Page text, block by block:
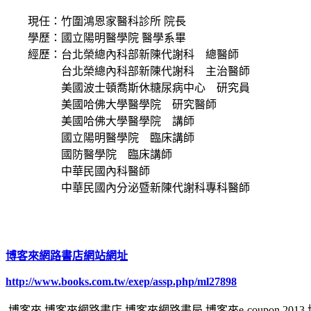
現任：竹圍鴻恩家醫科診所 院長
學歷：國立陽明醫學院 醫學系畢
經歷：台北榮總內科部新陳代謝科 總醫師
台北榮總內科部新陳代謝科 主治醫師
美國波士頓喬斯休糖尿病中心 研究員
美國哈佛大學醫學院 研究醫師
美國哈佛大學醫學院 講師
國立陽明醫學院 臨床講師
國防醫學院 臨床講師
中華民國內科醫師
中華民國內分泌暨新陳代謝科專科醫師
博客來網路書店網站網址
http://www.books.com.tw/exep/assp.php/ml27898